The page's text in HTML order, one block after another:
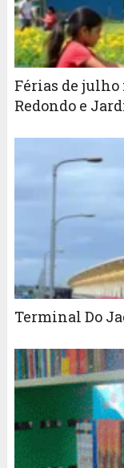
Férias de julho
Redondo e
Terminal Do